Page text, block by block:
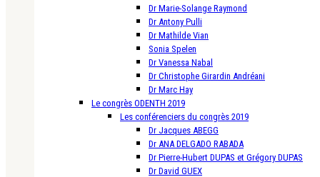
Dr Marie-Solange Raymond
Dr Antony Pulli
Dr Mathilde Vian
Sonia Spelen
Dr Vanessa Nabal
Dr Christophe Girardin Andréani
Dr Marc Hay
Le congrès ODENTH 2019
Les conférenciers du congrès 2019
Dr Jacques ABEGG
Dr ANA DELGADO RABADA
Dr Pierre-Hubert DUPAS et Grégory DUPAS
Dr David GUEX